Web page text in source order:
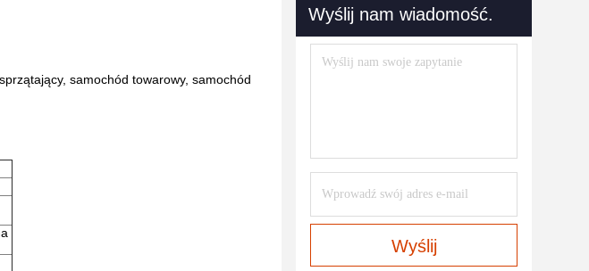
samochód towarowy, samochód
Wyślij nam wiadomość.
Wyślij